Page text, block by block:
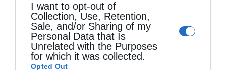
I want to opt-out of
Collection, Use, Retention,
Sale, and/or Sharing of my
Personal Data that Is
Unrelated with the Purposes
for which it was collected.
Opted Out
Δημητριάδος Ιγνάτιος: «Η Παναγία παρηγορεί και
δίνει βάλσαμο...